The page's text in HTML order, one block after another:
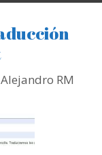
Alejandro RM